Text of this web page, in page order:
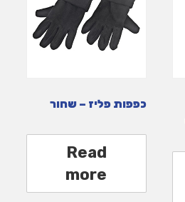
כפפות פליז – שחור
Read
more